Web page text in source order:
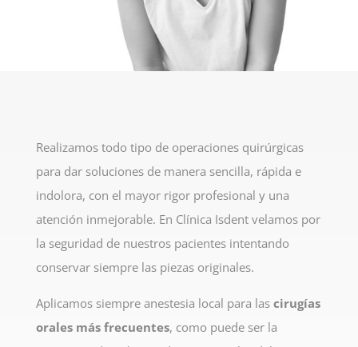
Realizamos todo tipo de operaciones quirúrgicas
para dar soluciones de manera sencilla, rápida e
indolora, con el mayor rigor profesional y una
atención inmejorable. En Clínica Isdent velamos por
la seguridad de nuestros pacientes intentando
conservar siempre las piezas originales.
Aplicamos siempre anestesia local para las cirugías
orales más frecuentes, como puede ser la